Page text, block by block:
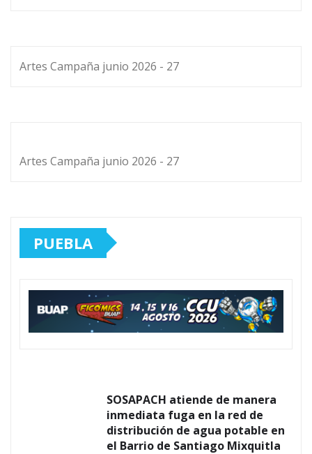
Artes Campaña junio 2026 - 27
Artes Campaña junio 2026 - 27
PUEBLA
SOSAPACH atiende de manera
inmediata fuga en la red de
distribución de agua potable en
el Barrio de Santiago Mixquitla